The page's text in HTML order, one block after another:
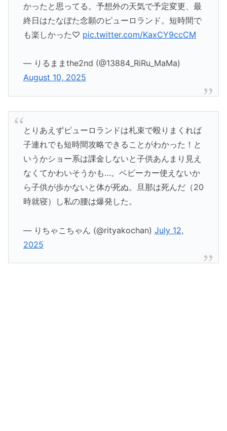
かったと思ってる。予想外の天気で予定変更、最
終日はたなぼた念願のピューロランド。短時間で
も楽しかった♡ pic.twitter.com/KaxCY9ccCM
— りるままthe2nd (@13884_RiRu_MaMa)
August 10, 2025
とりあえずピューロランドは札束で殴りまくれば
子連れでも短時間攻略できることがわかった！と
いうかショー系は課金しないと子供あんまり見え
なくてかわいそうかも…。ベビーカー使えないか
ら子供が歩かないと体が死ぬ。旦那は死んだ（20
時就寝）し私の腰は爆発した。
— りちゃこちゃん (@rityakochan) July 12,
2025